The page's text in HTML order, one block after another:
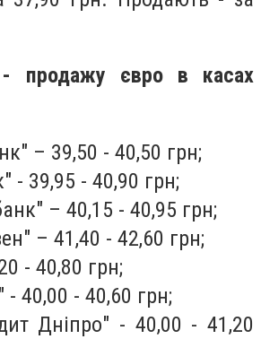
- продажу євро в касах
– 39,50 - 40,50 грн;
- 39,95 - 40,90 грн;
– 40,15 - 40,95 грн;
– 41,40 - 42,60 грн;
- 40,80 грн;
- 40,00 - 40,60 грн;
Дніпро" - 40,00 - 41,20